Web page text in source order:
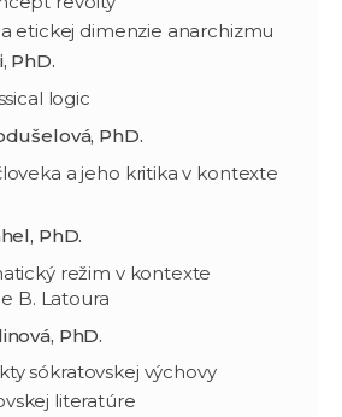
etickej dimenzie anarchizmu
PhD.
logic
PhD.
a jeho kritika v kontexte
PhD.
režim v kontexte
B. Latoura
PhD.
sókratovskej výchovy
literatúre